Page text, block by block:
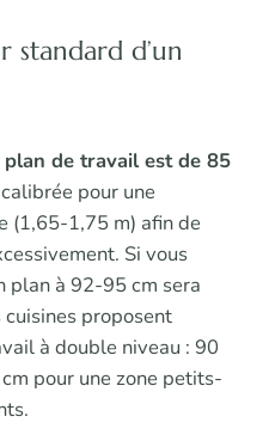
standard d’un
de travail est de 85
pour une
(1,65-1,75 m) afin de
Si vous
plan à 92-95 cm sera
proposent
à double niveau : 90
pour une zone petits-